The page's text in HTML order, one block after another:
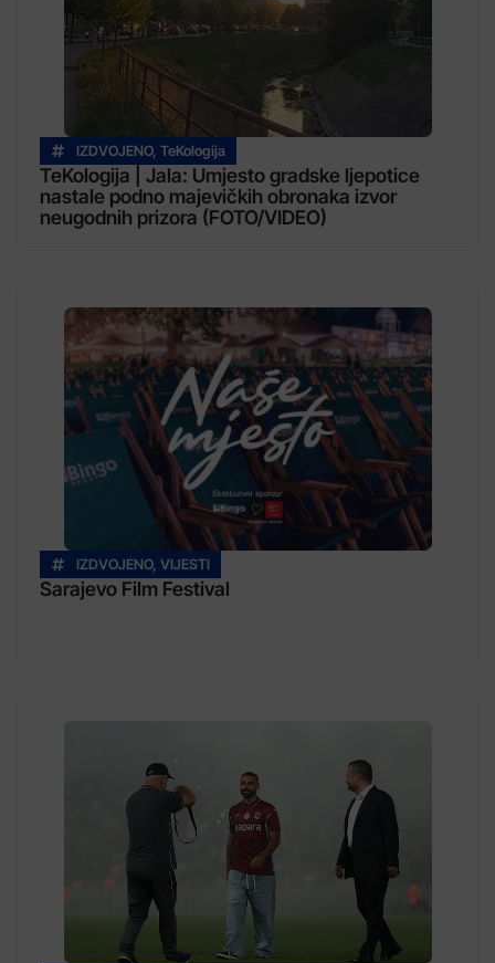
IZDVOJENO, TeKologija
TeKologija | Jala: Umjesto gradske ljepotice
nastale podno majevičkih obronaka izvor
neugodnih prizora (FOTO/VIDEO)
IZDVOJENO, VIJESTI
Sarajevo Film Festival